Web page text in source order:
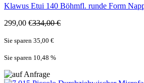
Klawus Etui 140 Böhmfl. runde Form
299,00 €334,00 €
Sie sparen 35,00 €
Sie sparen 10,48 %